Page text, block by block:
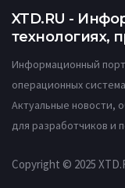
XTD.RU -
технологиях,
Информационный
операционных
Актуальные новости,
для разработчиков и
Copyright © 2025